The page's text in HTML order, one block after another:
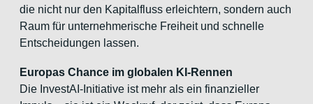
die nicht nur den Kapitalfluss erleichtern, sondern auch
Raum für unternehmerische Freiheit und schnelle
Entscheidungen lassen.
Europas Chance im globalen KI-Rennen
Die InvestAI-Initiative ist mehr als ein finanzieller